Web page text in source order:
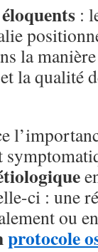
éloquents :
la
la qualité
ci : une
ou
protocole